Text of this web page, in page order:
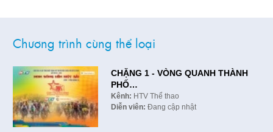
Chương trình cùng thể loại
CHẶNG 1 - VÒNG QUANH THÀNH
PHỐ…
Kênh: HTV Thể thao
Diễn viên: Đang cập nhật